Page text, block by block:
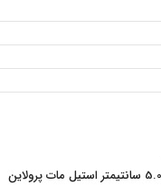
اولین کسی باشید که دیدگاهی می نویسد “تابه 24*5.0 سانتیمتر استیل مات پرولاین